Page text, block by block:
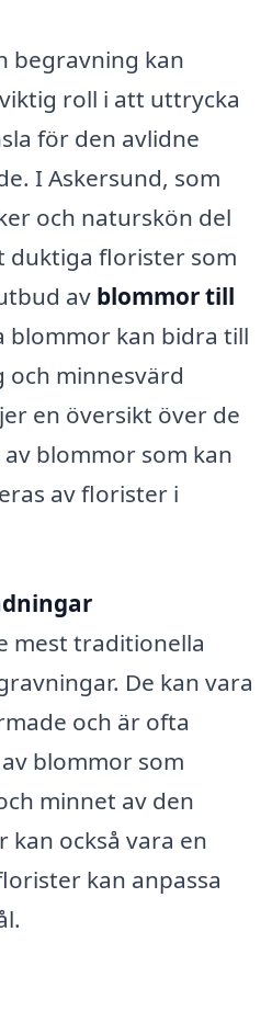
begravning kan
roll i att uttrycka
för den avlidne
I Askersund, som
och naturskön del
duktiga florister som
av blommor till
blommor kan bidra till
och minnesvärd
en översikt över de
blommor som kan
av florister i
mest traditionella
De kan vara
och är ofta
blommor som
minnet av den
kan också vara en
kan anpassa